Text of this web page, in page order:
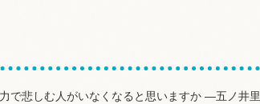
で悲しむ人がいなくなると思いますか ―五ノ井里